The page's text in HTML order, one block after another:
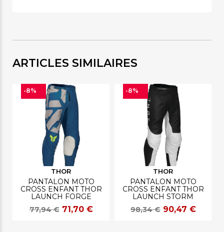
ARTICLES SIMILAIRES
THOR
PANTALON MOTO
CROSS ENFANT THOR
LAUNCH FORGE
77,94 € 71,70 €
-8%
THOR
PANTALON MOTO
CROSS ENFANT THOR
LAUNCH STORM
98,34 € 90,47 €
-8%